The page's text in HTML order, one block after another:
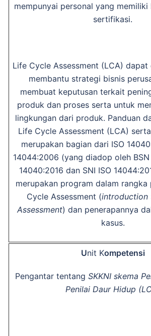
mempunyai personal yang
sertifikasi.
Life Cycle Assessment (LCA)
membantu strategi bisnis
membuat keputusan terkait
produk dan proses serta untuk
lingkungan dari produk. Panduan
Life Cycle Assessment (LCA)
merupakan bagian dari ISO
14044:2006 (yang diadop oleh BSN
14040:2016 dan SNI ISO
merupakan program dalam rangka
Cycle Assessment (introduction
Assessment) dan penerapannya
kasus.
Unit Kompetensi
Pengantar tentang SKKNI skema
Penilai Daur Hidup